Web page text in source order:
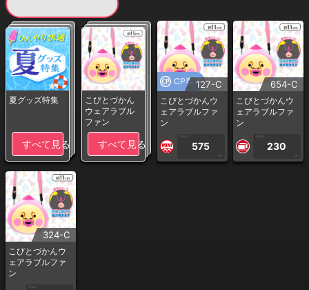
夏グッズ特集
すべて見る
こびとづかん
ウェアラブル
ファン
すべて見る
CP専用127-C
こびとづかんウ
ェアラブルファ
ン
1PLAY
575
CP
654-C
こびとづかんウ
ェアラブルファ
ン
1PLAY
230
CP
324-C
こびとづかんウ
ェアラブルファ
ン
1PLAY